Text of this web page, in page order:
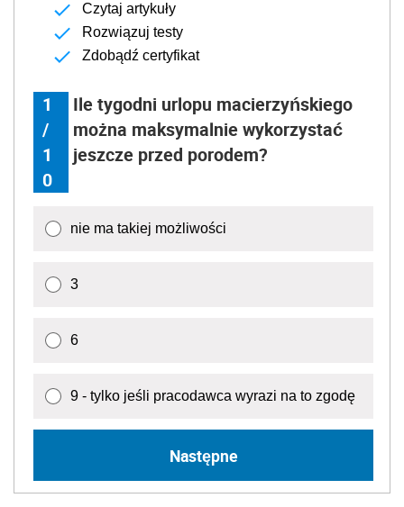
Czytaj artykuły
Rozwiązuj testy
Zdobądź certyfikat
1
/
1
0
Ile tygodni urlopu macierzyńskiego
można maksymalnie wykorzystać
jeszcze przed porodem?
nie ma takiej możliwości
3
6
9 - tylko jeśli pracodawca wyrazi na to zgodę
Następne